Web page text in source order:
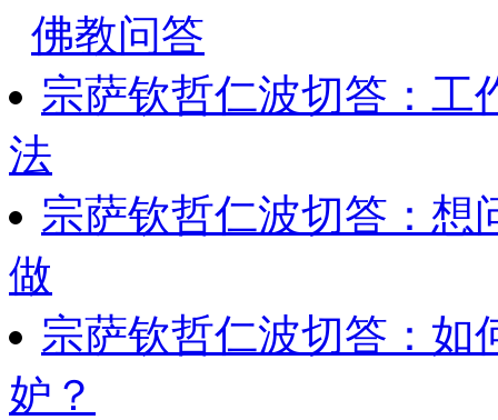
佛教问答
宗萨钦哲仁波切答：工
法
宗萨钦哲仁波切答：想
做
宗萨钦哲仁波切答：如
妒？